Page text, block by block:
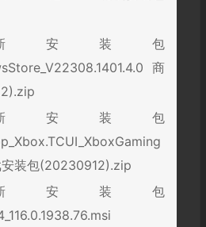
安装包
商
安装包
安装包(20230912).zip
安装包